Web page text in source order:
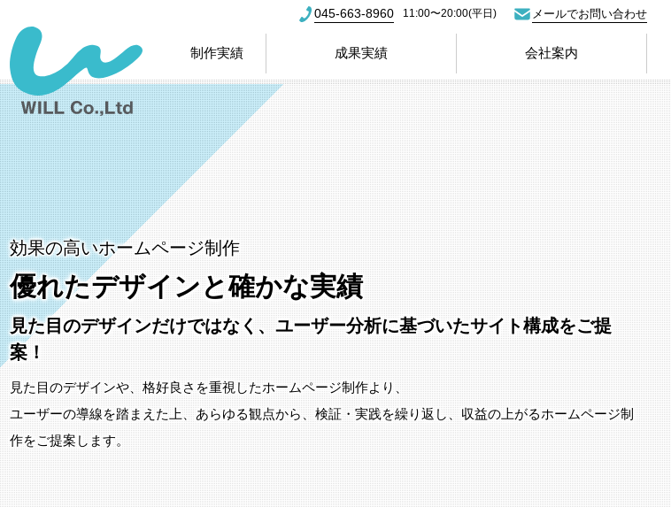
045-663-8960 11:00〜20:00(平日) メールでお問い合わせ
制作実績 成果実績 会社案内
クライアントに応じた
システム設計・開発
ターゲットにリーチが届く！ニーズに合わせたベストなソリューションを。
業種や利用条件によってどのように設計するのか、重点は様々です。
ご要望に応じた内容を使いやすくスーマートに設計！常にオーダーメイドのシステム開発＆ご提供を実践
しています。
効果の高いホームページ制作
優れたデザインと確かな実績
見た目のデザインだけではなく、ユーザー分析に基づいたサイト構成をご提
案！
見た目のデザインや、格好良さを重視したホームページ制作より、
ユーザーの導線を踏まえた上、あらゆる観点から、検証・実践を繰り返し、収益の上がるホームページ制
作をご提案します。